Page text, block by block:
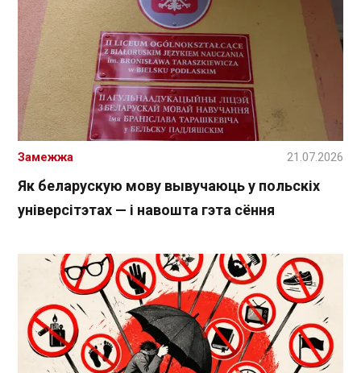
Як беларускую мову вывучаюць у польскіх
універсітэтах — і навошта гэта сёння
Замежжа 21.07.2026